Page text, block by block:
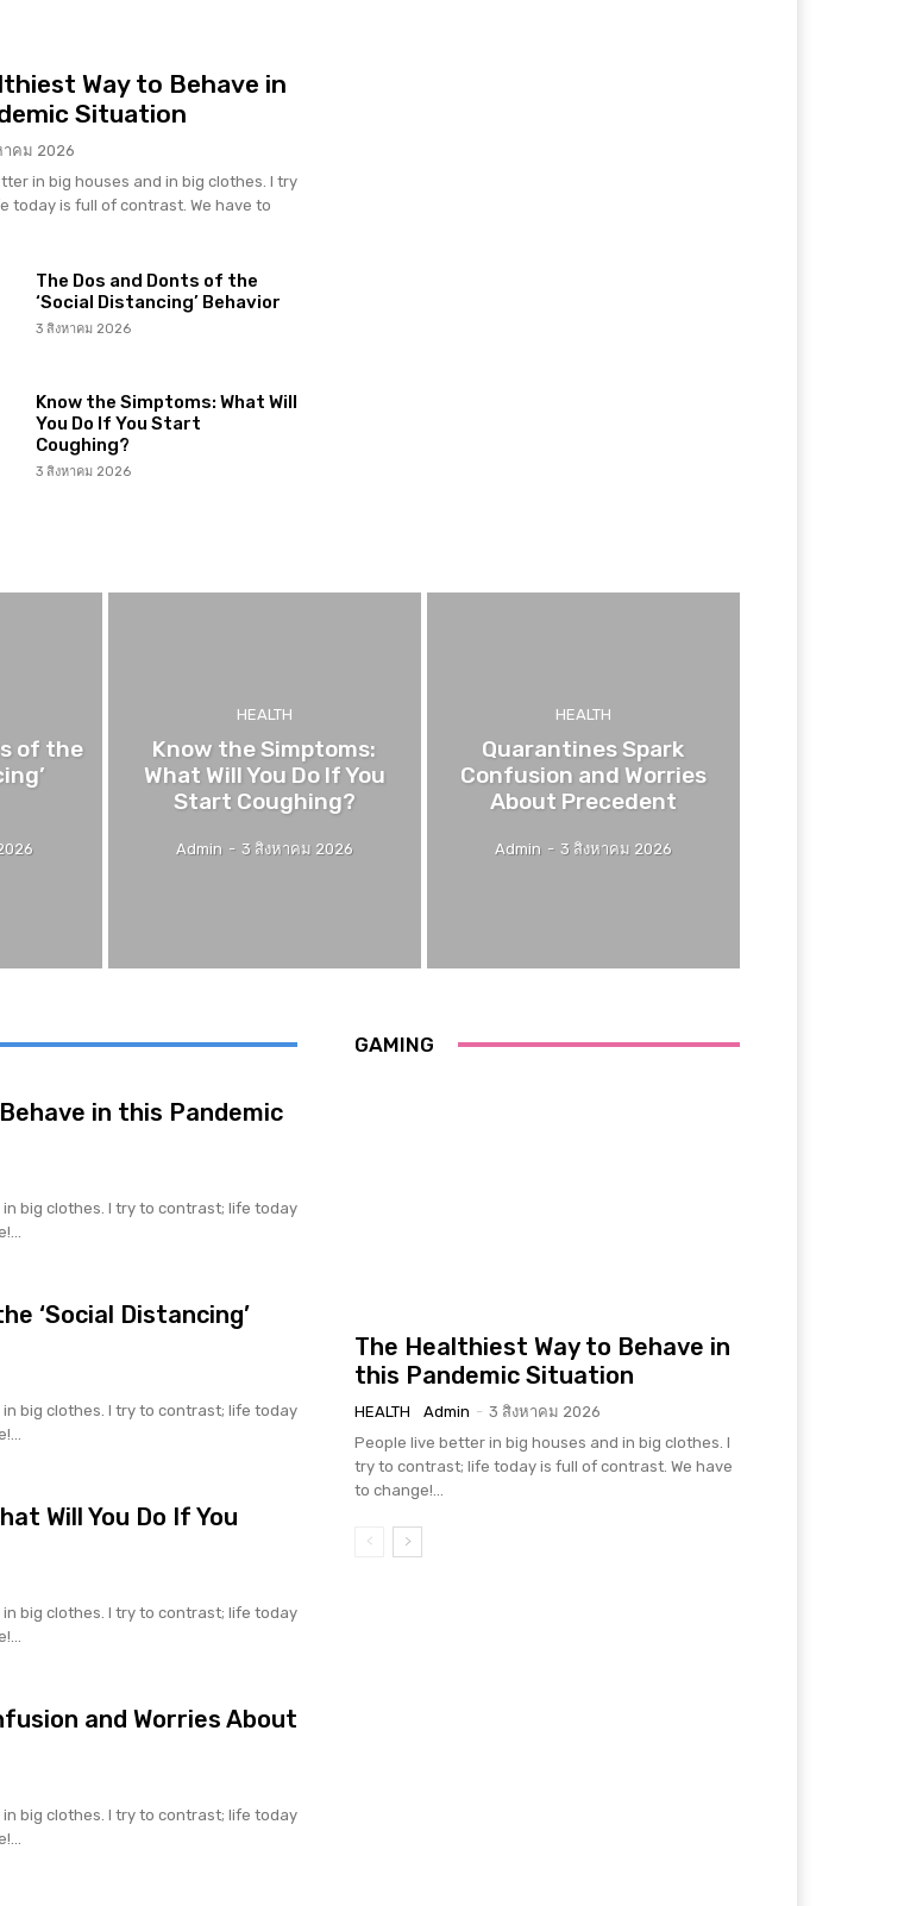
Way to Behave in
Situation
าคม 2026
in big houses and in big clothes. I try
today is full of contrast. We have to
The Dos and Donts of the
‘Social Distancing’ Behavior
3 สิงหาคม 2026
Know the Simptoms: What Will
You Do If You Start
Coughing?
3 สิงหาคม 2026
of the
HEALTH
Know the Simptoms:
What Will You Do If You
Start Coughing?
Admin - 3 สิงหาคม 2026
HEALTH
Quarantines Spark
Confusion and Worries
About Precedent
Admin - 3 สิงหาคม 2026
in this Pandemic
big clothes. I try to contrast; life today
‘Social Distancing’
big clothes. I try to contrast; life today
Will You Do If You
big clothes. I try to contrast; life today
and Worries About
big clothes. I try to contrast; life today
GAMING
The Healthiest Way to Behave in
this Pandemic Situation
HEALTH Admin - 3 สิงหาคม 2026
People live better in big houses and in big clothes. I
try to contrast; life today is full of contrast. We have
to change!...